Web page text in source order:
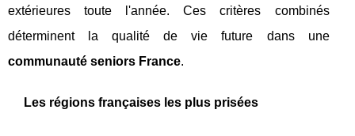
extérieures toute l'année. Ces critères combinés
déterminent la qualité de vie future dans une
communauté seniors France.
Les régions françaises les plus prisées